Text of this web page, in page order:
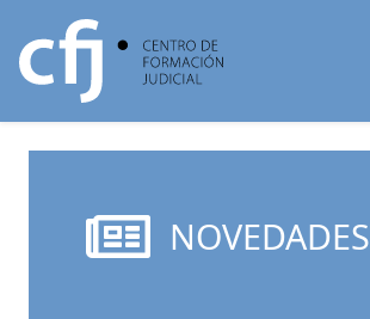
NOVEDADES